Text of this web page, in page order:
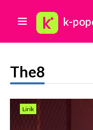
The8
Lirik